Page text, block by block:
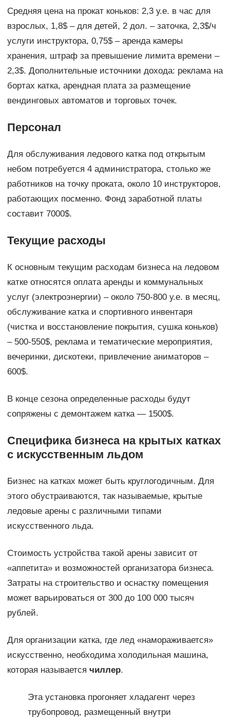
Средняя цена на прокат коньков: 2,3 у.е. в час для
взрослых, 1,8$ – для детей, 2 дол. – заточка, 2,3$/ч
услуги инструктора, 0,75$ – аренда камеры
хранения, штраф за превышение лимита времени –
2,3$. Дополнительные источники дохода: реклама на
бортах катка, арендная плата за размещение
вендинговых автоматов и торговых точек.
Персонал
Для обслуживания ледового катка под открытым
небом потребуется 4 администратора, столько же
работников на точку проката, около 10 инструкторов,
работающих посменно. Фонд заработной платы
составит 7000$.
Текущие расходы
К основным текущим расходам бизнеса на ледовом
катке относятся оплата аренды и коммунальных
услуг (электроэнергии) – около 750-800 у.е. в месяц,
обслуживание катка и спортивного инвентаря
(чистка и восстановление покрытия, сушка коньков)
– 500-550$, реклама и тематические мероприятия,
вечеринки, дискотеки, привлечение аниматоров –
600$.
В конце сезона определенные расходы будут
сопряжены с демонтажем катка — 1500$.
Специфика бизнеса на крытых катках
с искусственным льдом
Бизнес на катках может быть круглогодичным. Для
этого обустраиваются, так называемые, крытые
ледовые арены с различными типами
искусственного льда.
Стоимость устройства такой арены зависит от
«аппетита» и возможностей организатора бизнеса.
Затраты на строительство и оснастку помещения
может варьироваться от 300 до 100 000 тысяч
рублей.
Для организации катка, где лед «намораживается»
искусственно, необходима холодильная машина,
которая называется чиллер.
Эта установка прогоняет хладагент через
трубопровод, размещенный внутри